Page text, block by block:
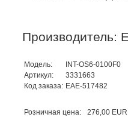
Производитель:
Модель:
INT-OS6-0100F0
Артикул:
3331663
Код заказа: EAE-517482
Розничная цена:
276,00 EUR